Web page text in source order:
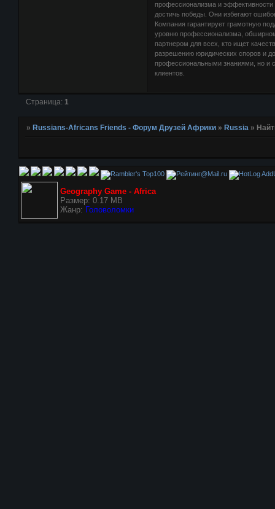
профессионализма и эффективности
достичь победы. Они избегают
Компания гарантирует грамотную
уровню профессионализма,
партнером для всех, кто ищет
разрешению юридических споров и
профессиональными знаниями, но и
клиентов.
Страница: 1
»Russians-Africans Friends - Форум Друзей Африки »Russia »
Geography Game - Africa
Размер: 0.17 MB
Жанр: Головоломки